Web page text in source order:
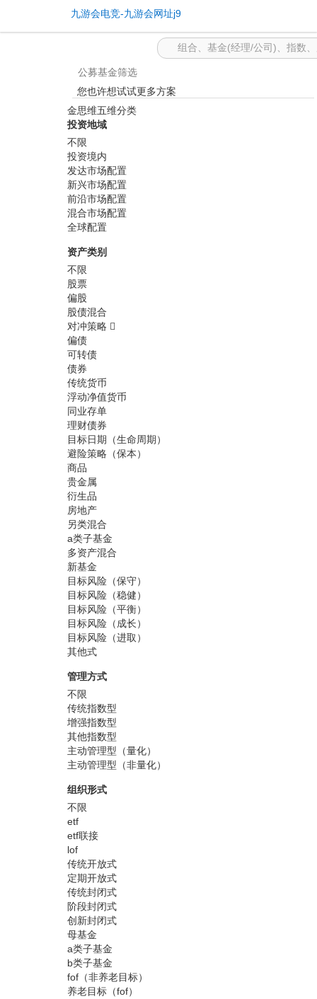
基金筛选 -九游会电竞
九游会电竞-九游会网址j9
公募基金筛选
您也许想试试更多方案
金思维五维分类
投资地域
不限
投资境内
发达市场配置
新兴市场配置
前沿市场配置
混合市场配置
全球配置
资产类别
不限
股票
偏股
股债混合
对冲策略
偏债
可转债
债券
传统货币
浮动净值货币
同业存单
理财债券
目标日期（生命周期）
避险策略（保本）
商品
贵金属
衍生品
房地产
另类混合
a类子基金
多资产混合
新基金
目标风险（保守）
目标风险（稳健）
目标风险（平衡）
目标风险（成长）
目标风险（进取）
其他式
管理方式
不限
传统指数型
增强指数型
其他指数型
主动管理型（量化）
主动管理型（非量化）
组织形式
不限
etf
etf联接
lof
传统开放式
定期开放式
传统封闭式
阶段封闭式
创新封闭式
母基金
a类子基金
b类子基金
fof（非养老目标）
养老目标（fof）